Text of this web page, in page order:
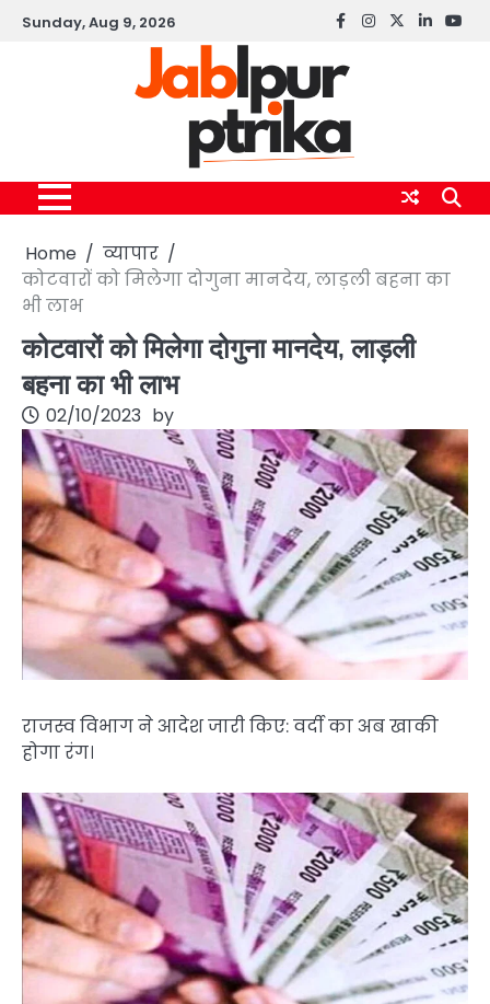
SkipSunday, Aug 9, 2026 Facebook
instagram
twitterlinkedin
Home
व्यापार
कोटवारों को मिलेगा दोगुना मानदेय, लाड़ली बहना का
भी लाभ
कोटवारों को मिलेगा दोगुना मानदेय, लाड़ली
बहना का भी लाभ
02/10/2023 by
राजस्व विभाग ने आदेश जारी किए: वर्दी का अब खाकी
होगा रंग।